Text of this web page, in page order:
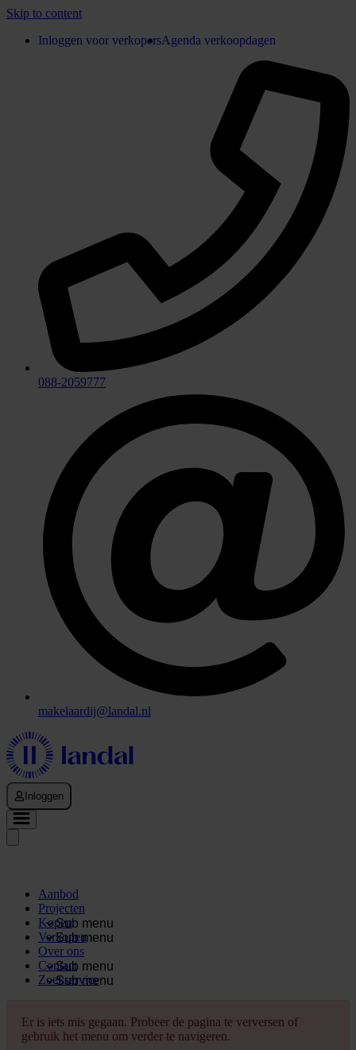
Skip to content
Inloggen voor verkopersAgenda verkoopdagen
088-2059777
makelaardij@landal.nl
Inloggen
Aanbod
Projecten
Sub menu
Kopen
Sub menu
Verkopen
Over ons
Sub menu
Contact
Sub menu
Zoekservice
Er is iets mis gegaan. Probeer de pagina te verversen of
gebruik het menu om verder te navigeren.